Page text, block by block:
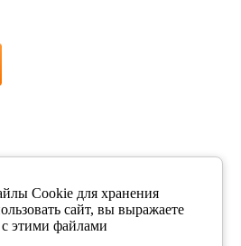
Cookie для хранения
сайт, вы выражаете
с этими файлами